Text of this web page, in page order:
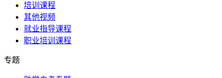
培训课程
其他视频
就业指导课程
职业培训课程
专题